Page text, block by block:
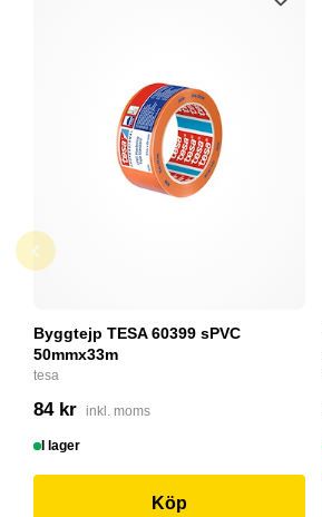
Byggtejp TESA 60399 sPVC
50mmx33m
tesa
84 kr inkl. moms
I lager
Köp